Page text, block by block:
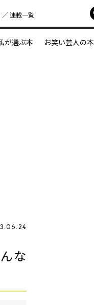
連載一覧
が選ぶ本 お笑い芸人の本
な